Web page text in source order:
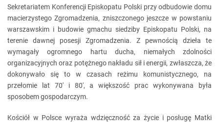
Sekretariatem Konferencji Episkopatu Polski przy odbudowie domu
macierzystego Zgromadzenia, zniszczonego jeszcze w powstaniu
warszawskim i budowie gmachu siedziby Episkopatu Polski, na
terenie dawnej posesji Zgromadzenia. Z pewnością dzieła te
wymagały ogromnego hartu ducha, niemałych zdolności
organizacyjnych oraz potężnego nakładu sił i energii, zwłaszcza, że
dokonywało się to w czasach reżimu komunistycznego, na
przełomie lat 70' i 80', a większość prac wykonywana była
sposobem gospodarczym.
Kościół w Polsce wyraża wdzięczność za życie i posługę Matki